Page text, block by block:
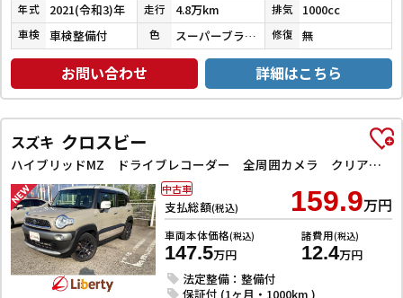
年式 2021(令和3)年 走行 4.8万km 排気 1000cc
車検 車検整備付 色 スーパーブラックＰ／ピュアホワイトＰ／バーニングレッドパール 修復 無
お問い合わせ 詳細はこちら
スズキ クロスビー
ハイブリッドMZ ドライブレコーダー 全周囲カメラ クリアランスソナー オートクルーズコントロール 衝突被害軽減システム ナビ TV LEDヘッドランプ アルミホイール スマートキー 電動格納ミラー シートヒーター
支払総額(税込) 159.9万円
車両本体価格(税込)
147.5万円
諸費用(税込)
12.4万円
法定整備：整備付
保証付 (1ヶ月・1000km )
中古車